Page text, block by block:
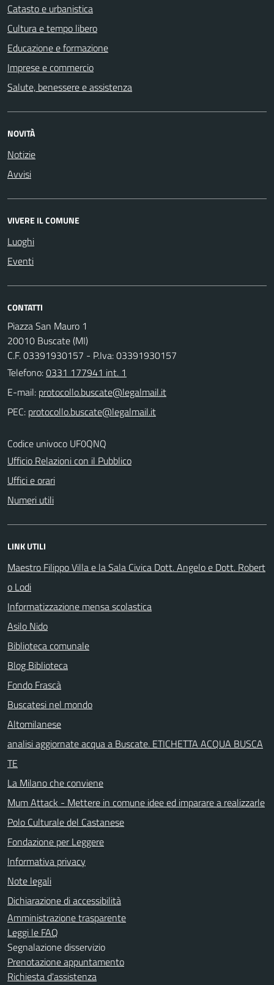
Catasto e urbanistica
Cultura e tempo libero
Educazione e formazione
Imprese e commercio
Salute, benessere e assistenza
NOVITÀ
Notizie
Avvisi
VIVERE IL COMUNE
Luoghi
Eventi
CONTATTI
Piazza San Mauro 1
20010 Buscate (MI)
C.F. 03391930157 - P.Iva: 03391930157
Telefono:0331 177941 int. 1
E-mail:
PEC:
Codice univoco UF0QNQ
Ufficio Relazioni con il Pubblico
Uffici e orari
Numeri utili
LINK UTILI
Maestro Filippo Villa e la Sala Civica Dott. Angelo e Dott. Robert
o Lodi
Informatizzazione mensa scolastica
Asilo Nido
Biblioteca comunale
Blog Biblioteca
Fondo Frascà
Buscatesi nel mondo
Altomilanese
analisi aggiornate acqua a Buscate. ETICHETTA ACQUA BUSCA
TE
La Milano che conviene
Mum Attack - Mettere in comune idee ed imparare a realizzarle
Polo Culturale del Castanese
Fondazione per Leggere
Informativa privacy
Note legali
Dichiarazione di accessibilità
Amministrazione trasparente
Leggi le FAQ
Segnalazione disservizio
Prenotazione appuntamento
Richiesta d'assistenza